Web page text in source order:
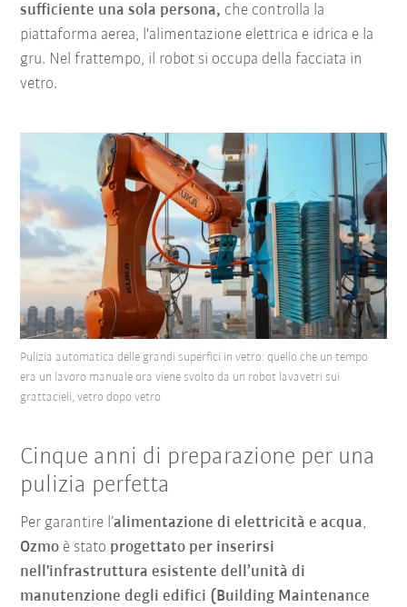
sufficiente una sola persona, che controlla la
piattaforma aerea, l'alimentazione elettrica e idrica e la
gru. Nel frattempo, il robot si occupa della facciata in
vetro.
Pulizia automatica delle grandi superfici in vetro: quello che un tempo
era un lavoro manuale ora viene svolto da un robot lavavetri sui
grattacieli, vetro dopo vetro
Cinque anni di preparazione per una
pulizia perfetta
Per garantire l’alimentazione di elettricità e acqua,
Ozmo è stato progettato per inserirsi
nell'infrastruttura esistente dell’unità di
manutenzione degli edifici (Building Maintenance